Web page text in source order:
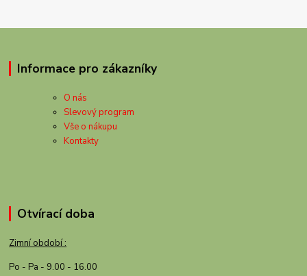
Informace pro zákazníky
O nás
Slevový program
Vše o nákupu
Kontakty
Otvírací doba
Zimní období :
Po - Pa - 9.00 - 16.00